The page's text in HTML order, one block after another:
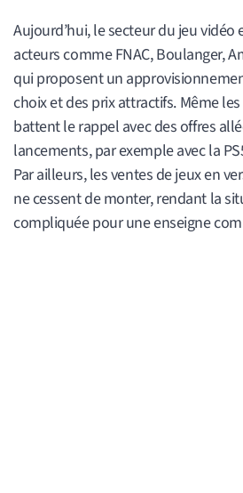
Aujourd’hui, le secteur du jeu vidéo
acteurs comme FNAC, Boulanger,
qui proposent un
choix et des prix attractifs. Même
battent le rappel avec des offres
lancements, par exemple avec la
Par ailleurs, les ventes de jeux en
ne cessent de monter, rendant la
compliquée pour une enseigne